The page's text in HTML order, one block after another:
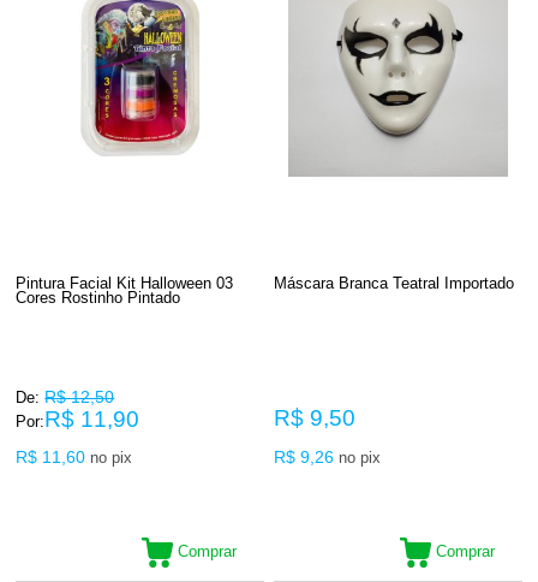
Pintura Facial Kit Halloween 03
Cores Rostinho Pintado
De: R$ 12,50
Por:R$ 11,90
R$ 11,60 no pix
Comprar
Máscara Branca Teatral Importado
R$ 9,50
R$ 9,26 no pix
Comprar